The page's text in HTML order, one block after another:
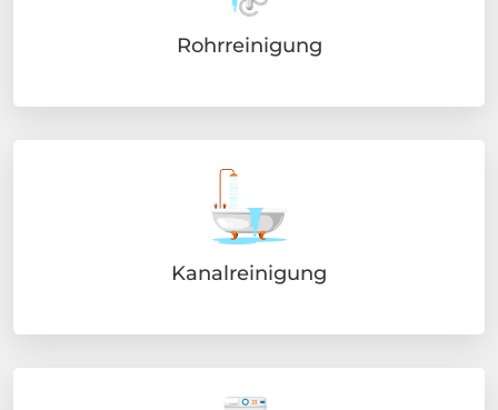
Rohrreinigung
Kanalreinigung